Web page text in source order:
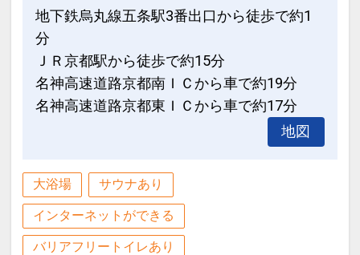
地下鉄烏丸線五条駅3番出口から徒歩で約1
分
ＪＲ京都駅から徒歩で約15分
名神高速道路京都南ＩＣから車で約19分
名神高速道路京都東ＩＣから車で約17分
地図
大浴場 サウナあり
インターネットができる
バリアフリートイレあり